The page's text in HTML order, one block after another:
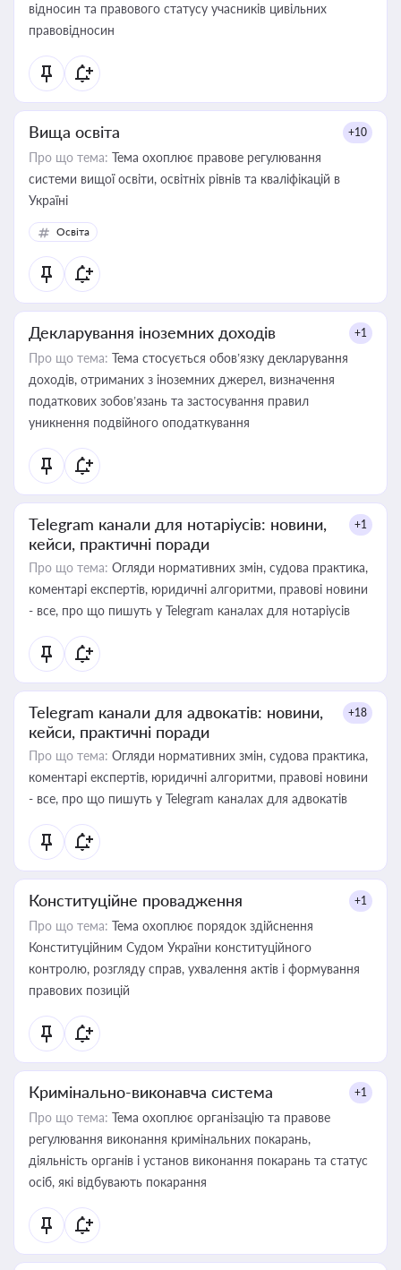
відносин та правового статусу учасників цивільних
правовідносин
Вища освіта +10
Про що тема: Тема охоплює правове регулювання
системи вищої освіти, освітніх рівнів та кваліфікацій в
Україні
Освіта
Декларування іноземних доходів +1
Про що тема: Тема стосується обов’язку декларування
доходів, отриманих з іноземних джерел, визначення
податкових зобов’язань та застосування правил
уникнення подвійного оподаткування
Telegram канали для нотаріусів: новини,
кейси, практичні поради
+1
Про що тема: Огляди нормативних змін, судова практика,
коментарі експертів, юридичні алгоритми, правові новини
- все, про що пишуть у Telegram каналах для нотаріусів
Telegram канали для адвокатів: новини,
кейси, практичні поради
+18
Про що тема: Огляди нормативних змін, судова практика,
коментарі експертів, юридичні алгоритми, правові новини
- все, про що пишуть у Telegram каналах для адвокатів
Конституційне провадження +1
Про що тема: Тема охоплює порядок здійснення
Конституційним Судом України конституційного
контролю, розгляду справ, ухвалення актів і формування
правових позицій
Кримінально-виконавча система +1
Про що тема: Тема охоплює організацію та правове
регулювання виконання кримінальних покарань,
діяльність органів і установ виконання покарань та статус
осіб, які відбувають покарання